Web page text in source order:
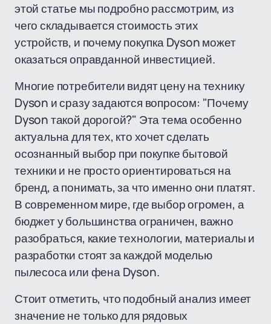
этой статье мы подробно рассмотрим, из
чего складывается стоимость этих
устройств, и почему покупка Dyson может
оказаться оправданной инвестицией.
Многие потребители видят цену на технику
Dyson и сразу задаются вопросом: "Почему
Dyson такой дорогой?" Эта тема особенно
актуальна для тех, кто хочет сделать
осознанный выбор при покупке бытовой
техники и не просто ориентироваться на
бренд, а понимать, за что именно они платят.
В современном мире, где выбор огромен, а
бюджет у большинства ограничен, важно
разобраться, какие технологии, материалы и
разработки стоят за каждой моделью
пылесоса или фена Dyson.
Стоит отметить, что подобный анализ имеет
значение не только для рядовых